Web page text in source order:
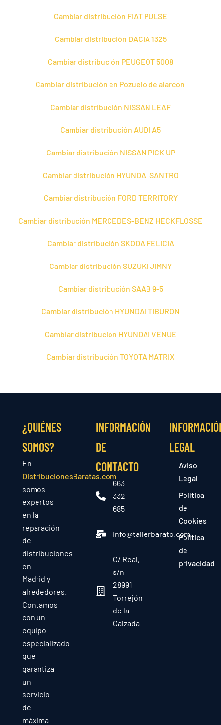
Cambiar distribución FIAT PULSE
Cambiar distribución DACIA 1325
Cambiar distribución PEUGEOT 5008
Cambiar distribución en Pozuelo de alarcon
Cambiar distribución NISSAN LEAF
Cambiar distribución AUDI A5
Cambiar distribución NISSAN PICK UP
Cambiar distribución HYUNDAI SANTRO
Cambiar distribución FORD TERRITORY
Cambiar distribución MERCEDES-BENZ HECKFLOSSE
Cambiar distribución SKODA FELICIA
Cambiar distribución SUZUKI JIMNY
Cambiar distribución SAAB 9-5
Cambiar distribución HYUNDAI TIBURON
Cambiar distribución HYUNDAI VENUE
Cambiar distribución TOYOTA MATRIX
¿QUIÉNES
SOMOS?
En
DistribucionesBaratas.com
somos
expertos
en la
reparación
de
distribuciones
en
Madrid y
alrededores.
Contamos
con un
equipo
especializado
que
garantiza
un
servicio
de
máxima
INFORMACIÓN
DE
CONTACTO
663
332
685
info@tallerbarato.com
C/ Real,
s/n
28991
Torrejón
de la
Calzada
LEGAL
Aviso
Legal
Política
de
Cookies
Política
de
privacidad